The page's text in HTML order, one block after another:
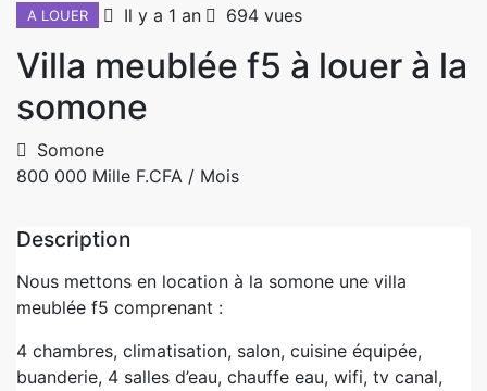
A LOUER Il y a 1 an 694 vues
Villa meublée f5 à louer à la
somone
Somone
800 000 Mille F.CFA / Mois
Description
Nous mettons en location à la somone une villa
meublée f5 comprenant :
4 chambres, climatisation, salon, cuisine équipée,
buanderie, 4 salles d’eau, chauffe eau, wifi, tv canal,